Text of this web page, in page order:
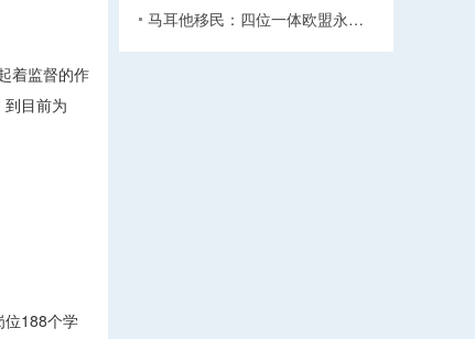
着监督的作
目前为
位188个学
马耳他移民：四位一体欧盟永…